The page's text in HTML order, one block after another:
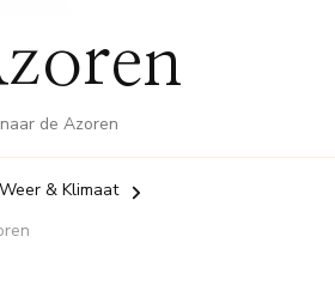
de Azoren
Weer & Klimaat